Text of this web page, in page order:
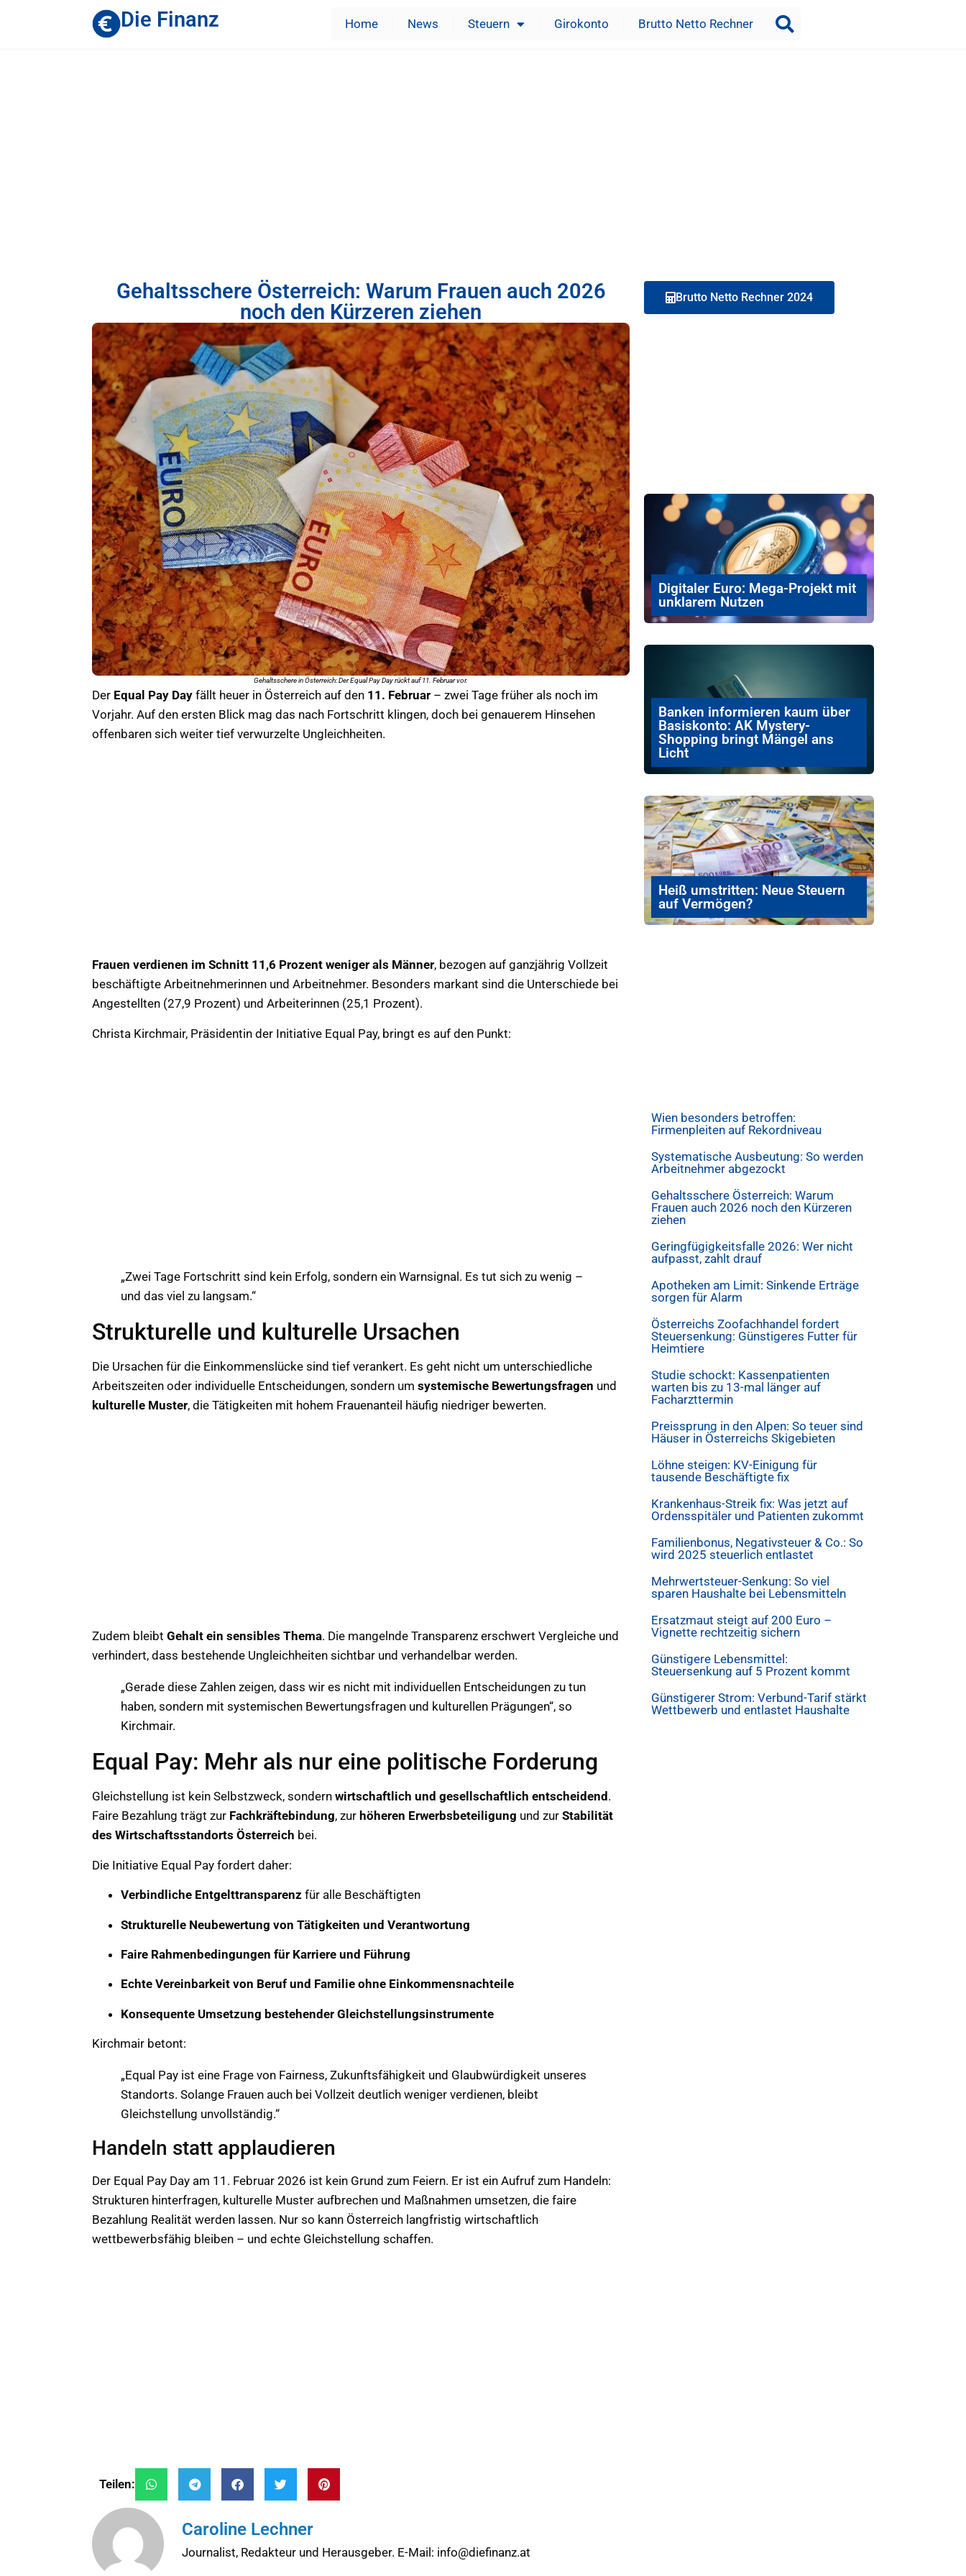
Die Finanz Home News Steuern Girokonto Brutto Netto Rechner
Gehaltsschere Österreich: Warum Frauen auch 2026
noch den Kürzeren ziehen
Gehaltsschere in Österreich: Der Equal Pay Day rückt auf 11. Februar vor.
Der Equal Pay Day fällt heuer in Österreich auf den 11. Februar – zwei Tage früher als noch im
Vorjahr. Auf den ersten Blick mag das nach Fortschritt klingen, doch bei genauerem Hinsehen
offenbaren sich weiter tief verwurzelte Ungleichheiten.
Frauen verdienen im Schnitt 11,6 Prozent weniger als Männer, bezogen auf ganzjährig Vollzeit
beschäftigte Arbeitnehmerinnen und Arbeitnehmer. Besonders markant sind die Unterschiede bei
Angestellten (27,9 Prozent) und Arbeiterinnen (25,1 Prozent).
Christa Kirchmair, Präsidentin der Initiative Equal Pay, bringt es auf den Punkt:
„Zwei Tage Fortschritt sind kein Erfolg, sondern ein Warnsignal. Es tut sich zu wenig –
und das viel zu langsam.“
Strukturelle und kulturelle Ursachen
Die Ursachen für die Einkommenslücke sind tief verankert. Es geht nicht um unterschiedliche
Arbeitszeiten oder individuelle Entscheidungen, sondern um systemische Bewertungsfragen und
kulturelle Muster, die Tätigkeiten mit hohem Frauenanteil häufig niedriger bewerten.
Zudem bleibt Gehalt ein sensibles Thema. Die mangelnde Transparenz erschwert Vergleiche und
verhindert, dass bestehende Ungleichheiten sichtbar und verhandelbar werden.
„Gerade diese Zahlen zeigen, dass wir es nicht mit individuellen Entscheidungen zu tun
haben, sondern mit systemischen Bewertungsfragen und kulturellen Prägungen“, so
Kirchmair.
Equal Pay: Mehr als nur eine politische Forderung
Gleichstellung ist kein Selbstzweck, sondern wirtschaftlich und gesellschaftlich entscheidend .
Faire Bezahlung trägt zur Fachkräftebindung, zur höheren Erwerbsbeteiligung und zur Stabilität
des Wirtschaftsstandorts Österreich bei.
Die Initiative Equal Pay fordert daher:
Verbindliche Entgelttransparenz für alle Beschäftigten
Strukturelle Neubewertung von Tätigkeiten und Verantwortung
Faire Rahmenbedingungen für Karriere und Führung
Echte Vereinbarkeit von Beruf und Familie ohne Einkommensnachteile
Konsequente Umsetzung bestehender Gleichstellungsinstrumente
Kirchmair betont:
„Equal Pay ist eine Frage von Fairness, Zukunftsfähigkeit und Glaubwürdigkeit unseres
Standorts. Solange Frauen auch bei Vollzeit deutlich weniger verdienen, bleibt
Gleichstellung unvollständig.“
Handeln statt applaudieren
Der Equal Pay Day am 11. Februar 2026 ist kein Grund zum Feiern. Er ist ein Aufruf zum Handeln:
Strukturen hinterfragen, kulturelle Muster aufbrechen und Maßnahmen umsetzen, die faire
Bezahlung Realität werden lassen. Nur so kann Österreich langfristig wirtschaftlich
wettbewerbsfähig bleiben – und echte Gleichstellung schaffen.
Teilen:
Caroline Lechner
Journalist, Redakteur und Herausgeber. E-Mail: info@diefinanz.at
Brutto Netto Rechner 2024
Digitaler Euro: Mega-Projekt mit
unklarem Nutzen
Banken informieren kaum über
Basiskonto: AK Mystery-
Shopping bringt Mängel ans
Licht
Heiß umstritten: Neue Steuern
auf Vermögen?
Wien besonders betroffen:
Firmenpleiten auf Rekordniveau
Systematische Ausbeutung: So werden
Arbeitnehmer abgezockt
Gehaltsschere Österreich: Warum
Frauen auch 2026 noch den Kürzeren
ziehen
Geringfügigkeitsfalle 2026: Wer nicht
aufpasst, zahlt drauf
Apotheken am Limit: Sinkende Erträge
sorgen für Alarm
Österreichs Zoofachhandel fordert
Steuersenkung: Günstigeres Futter für
Heimtiere
Studie schockt: Kassenpatienten
warten bis zu 13-mal länger auf
Facharzttermin
Preissprung in den Alpen: So teuer sind
Häuser in Österreichs Skigebieten
Löhne steigen: KV-Einigung für
tausende Beschäftigte fix
Krankenhaus-Streik fix: Was jetzt auf
Ordensspitäler und Patienten zukommt
Familienbonus, Negativsteuer & Co.: So
wird 2025 steuerlich entlastet
Mehrwertsteuer-Senkung: So viel
sparen Haushalte bei Lebensmitteln
Ersatzmaut steigt auf 200 Euro –
Vignette rechtzeitig sichern
Günstigere Lebensmittel:
Steuersenkung auf 5 Prozent kommt
Günstigerer Strom: Verbund-Tarif stärkt
Wettbewerb und entlastet Haushalte